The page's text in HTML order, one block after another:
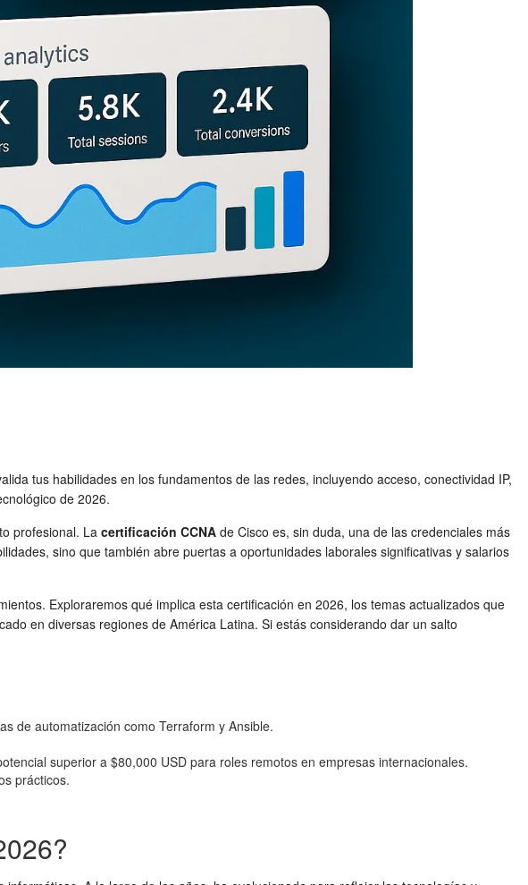
tus habilidades en los fundamentos de las redes, incluyendo acceso, conectividad IP,
de 2026.
profesional. La certificación CCNA de Cisco es, sin duda, una de las credenciales más
sino que también abre puertas a oportunidades laborales significativas y salarios
Exploraremos qué implica esta certificación en 2026, los temas actualizados que
en diversas regiones de América Latina. Si estás considerando dar un salto
de automatización como Terraform y Ansible.
superior a $80,000 USD para roles remotos en empresas internacionales.
prácticos.